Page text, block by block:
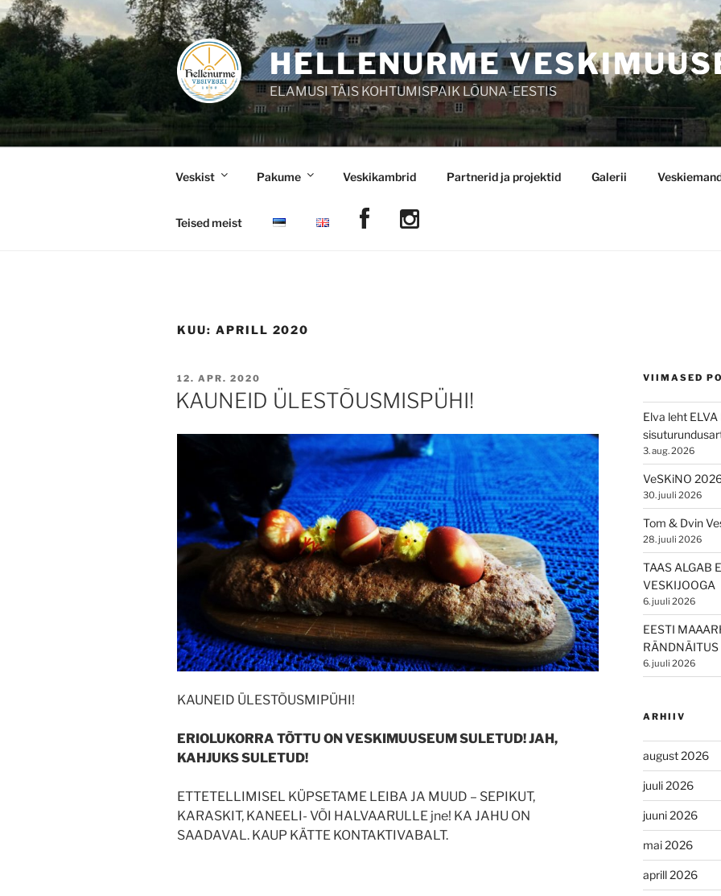
Liigu
sisu
juurde
HELLENURME
ELAMUSI TÄIS KOHTUMISPAIK LÕUNA-EESTIS
Veskist Pakume Veskikambrid Partnerid ja projektid Galerii
Teised meist
KUU: APRILL 2020
POSTED
ON
12. APR. 2020
KAUNEID ÜLESTÕUSMISPÜHI!
KAUNEID ÜLESTÕUSMIPÜHI!
ERIOLUKORRA TÕTTU ON VESKIMUUSEUM SULETUD! JAH,
KAHJUKS SULETUD!
ETTETELLIMISEL KÜPSETAME LEIBA JA MUUD – SEPIKUT,
KARASKIT, KANEELI- VÕI HALVAARULLE jne! KA JAHU ON
SAADAVAL. KAUP KÄTTE KONTAKTIVABALT.
VIIMASED
Elva leht
3. aug. 2026
VeSKiNO
30. juuli 2026
Tom & Dvin
28. juuli 2026
TAAS ALGAB
VESKIJOOGA
6. juuli 2026
EESTI
RÄNDNÄITUS
6. juuli 2026
ARHIIV
august 2026
juuli 2026
juuni 2026
mai 2026
aprill 2026